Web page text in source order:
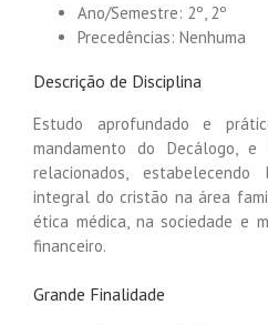
Ano/Semestre: 2º, 2º
Precedências: Nenhuma
Descrição de Disciplina
Estudo aprofundado e
mandamento do Decálogo,
relacionados,
integral do cristão na área
ética médica, na sociedade e
financeiro.
Grande Finalidade